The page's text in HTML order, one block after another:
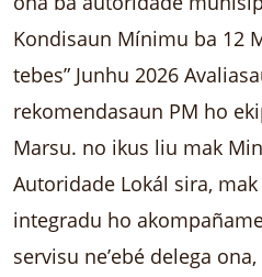
Kondisaun Mínimu ba 12
tebes” Junhu 2026
rekomendasaun PM ho
Marsu. no ikus liu mak
Autoridade Lokál sira,
integradu ho
servisu ne’ebé delega